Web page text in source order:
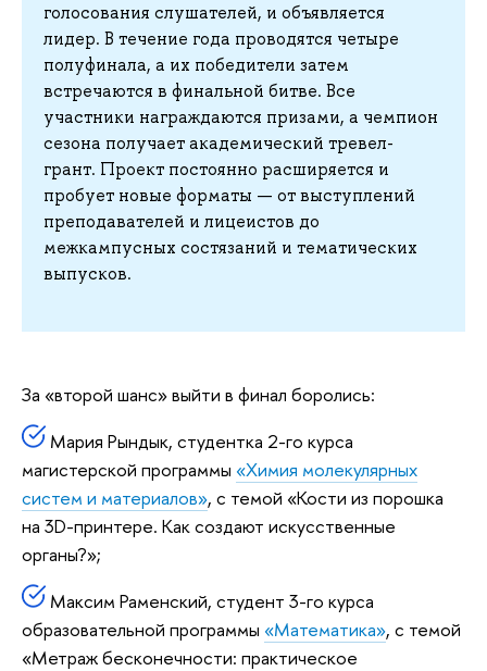
голосования слушателей, и объявляется
лидер. В течение года проводятся четыре
полуфинала, а их победители затем
встречаются в финальной битве. Все
участники награждаются призами, а чемпион
сезона получает академический тревел-
грант. Проект постоянно расширяется и
пробует новые форматы — от выступлений
преподавателей и лицеистов до
межкампусных состязаний и тематических
выпусков.
За «второй шанс» выйти в финал боролись:
Мария Рындык, студентка 2-го курса
магистерской программы «Химия молекулярных
систем и материалов», с темой «Кости из порошка
на 3D-принтере. Как создают искусственные
органы?»;
Максим Раменский, студент 3-го курса
образовательной программы «Математика», с темой
«Метраж бесконечности: практическое